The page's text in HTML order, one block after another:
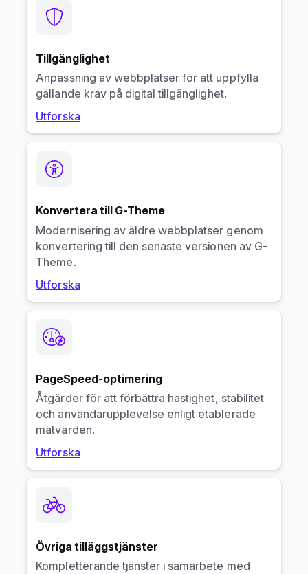
Tillgänglighet
Anpassning av webbplatser för att uppfylla
gällande krav på digital tillgänglighet.
Utforska
Konvertera till G-Theme
Modernisering av äldre webbplatser genom
konvertering till den senaste versionen av G-
Theme.
Utforska
PageSpeed-optimering
Åtgärder för att förbättra hastighet, stabilitet
och användarupplevelse enligt etablerade
mätvärden.
Utforska
Övriga tilläggstjänster
Kompletterande tjänster i samarbete med